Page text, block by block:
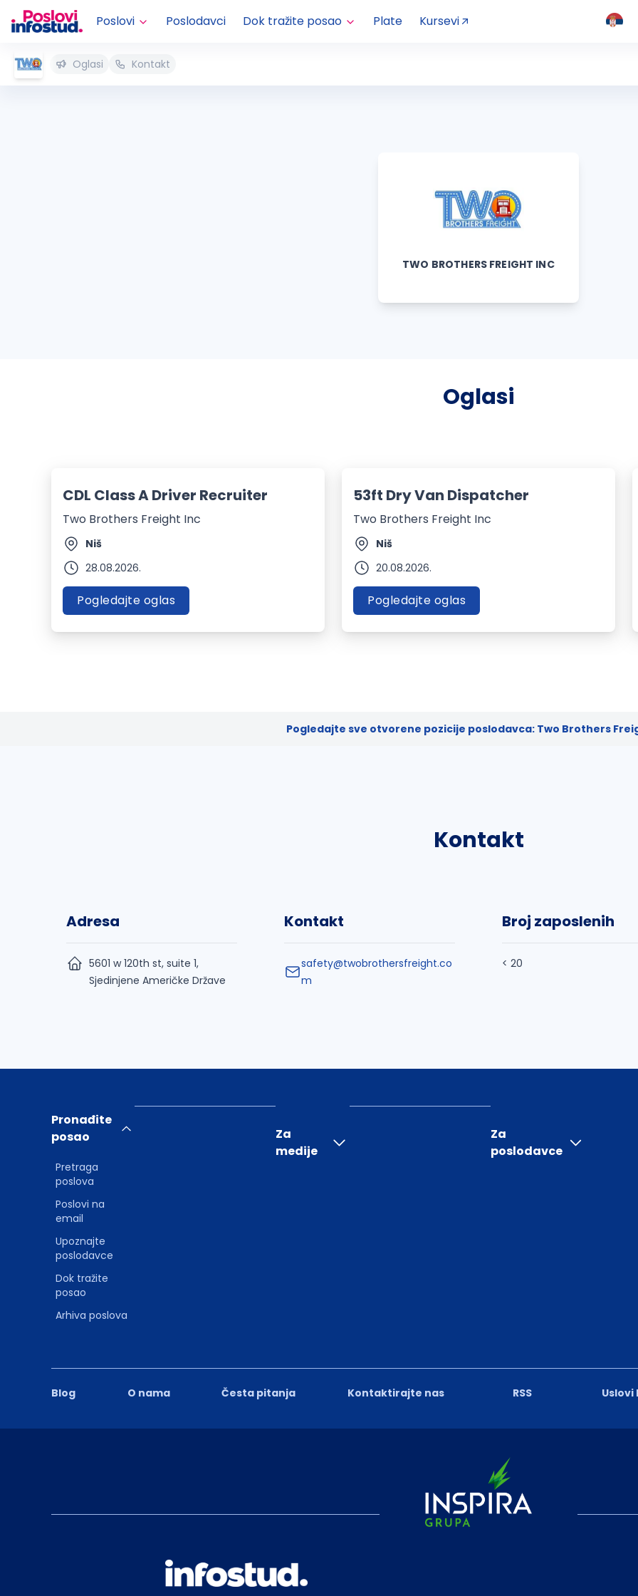
Poslovi Poslodavci Dok tražite posao Plate Kursevi
Oglasi Kontakt
TWO BROTHERS FREIGHT INC
Oglasi
CDL Class A Driver Recruiter
Two Brothers Freight Inc
Niš
28.08.2026.
Pogledajte oglas
53ft Dry Van Dispatcher
Two Brothers Freight Inc
Niš
20.08.2026.
Pogledajte oglas
Pogledajte sve otvorene pozicije poslodavca: Two Brothers
Kontakt
Adresa
5601 w 120th st, suite 1,
Sjedinjene Američke Države
Kontakt
safety@twobrothersfreight.co
m
Broj zaposlenih
< 20
Blog O nama Česta pitanja Kontaktirajte nas RSS
Pronađite
posao
Pretraga
poslova
Poslovi na
email
Upoznajte
poslodavce
Dok tražite
posao
Arhiva poslova
Za
medije
Za
poslodavce